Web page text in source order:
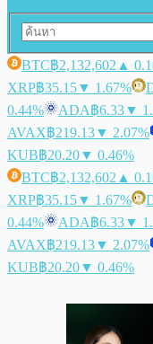
BTC฿2,132,602 ▲
XRP฿35.15▼ 1.67%
0.44%
ADA฿6.33▼
AVAX฿219.13▼ 2.07%
KUB฿20.20▼ 0.46%
BTC฿2,132,602 ▲
XRP฿35.15▼ 1.67%
0.44%
ADA฿6.33▼
AVAX฿219.13▼ 2.07%
KUB฿20.20▼ 0.46%